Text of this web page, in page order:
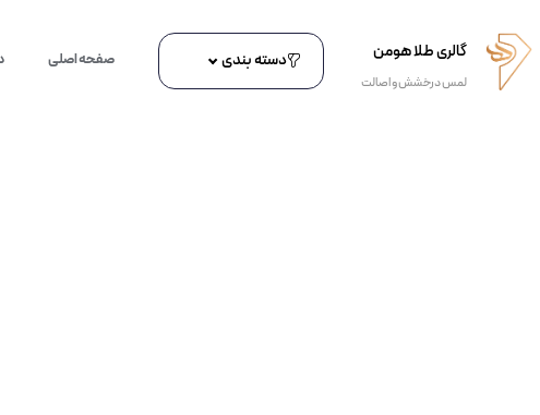
گالری طلا هومن
لمس درخشش و اصالت
دسته بندی صفحه اصلی